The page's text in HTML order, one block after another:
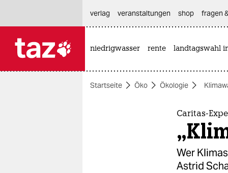
themen
verlag
veranstaltungen shop fragen
niedrigwasser rente landtagswahl
Startseite Öko Ökologie
Caritas-
Wer
Astrid